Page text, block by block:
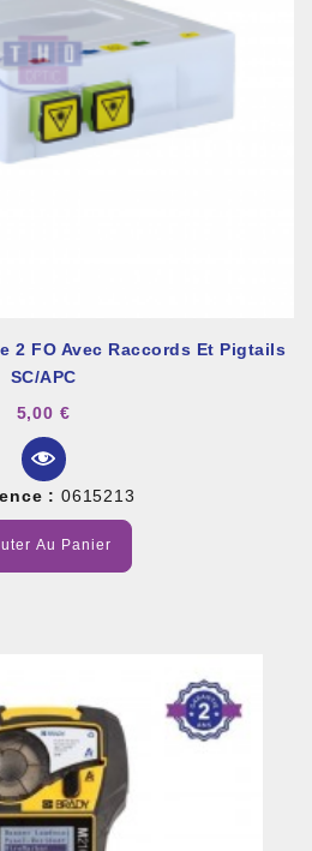
2 FO Avec Raccords Et Pigtails
SC/APC
5,00 €
: 0615213
Au Panier